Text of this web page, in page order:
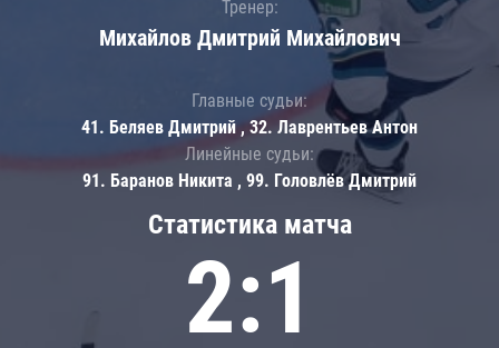
Статистика матча
2:1
Тренер:
Михайлов Дмитрий Михайлович
Главные судьи:
41. Беляев Дмитрий , 32. Лаврентьев Антон
Линейные судьи:
91. Баранов Никита , 99. Головлёв Дмитрий